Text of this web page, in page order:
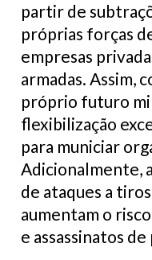
partir de
próprias forças
empresas
armadas. Assim,
próprio futuro
flexibilização
para municiar
Adicionalmente,
de ataques a tiros
aumentam o
e assassinatos